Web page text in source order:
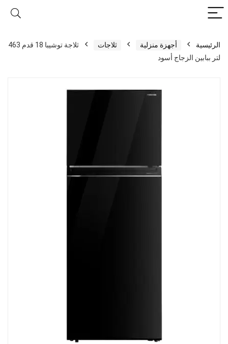
الرئيسية أجهزة منزلية ثلاجات
ثلاجة توشيبا 18 قدم 463
لتر ببابين الزجاج أسود